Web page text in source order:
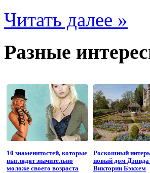
Читать далее »
Разные
10 знаменитостей, которые
выглядят значительно
моложе своего возраста
Роскошный
новый дом Дэвида
Виктории Бэкхем